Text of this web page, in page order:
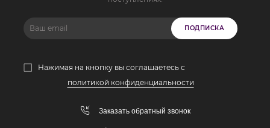
ПОДПИСКА
Нажимая на кнопку вы соглашаетесь с
политикой конфиденциальности
Заказать обратный звонок